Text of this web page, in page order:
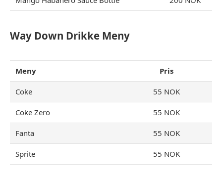
Way Down Drikke Meny
Meny Pris
Coke 55 NOK
Coke Zero 55 NOK
Fanta 55 NOK
Sprite 55 NOK